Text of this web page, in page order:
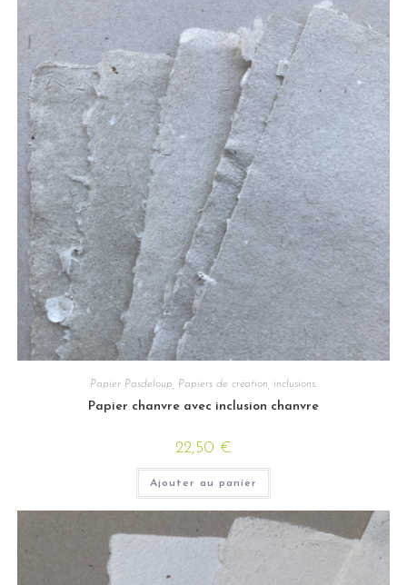
Papier Pasdeloup Papiers de création, inclusions.
Papier chanvre avec inclusion chanvre
22,50 €
Ajouter au panier